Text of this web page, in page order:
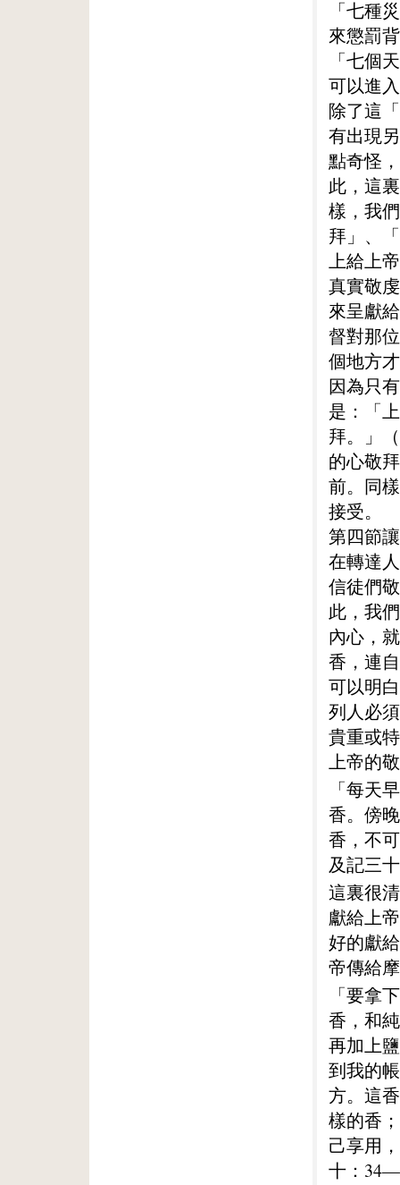
「七種
來懲罰
「七個
可以進
除了這
有出現
點奇怪
此，這
樣，我
拜」、
上給上
真實敬
來呈獻
督對那
個地方
因為只
是：「
拜。」
的心敬
前。同
接受。
第四節
在轉達
信徒們
此，我
內心，
香，連
可以明
列人必
貴重或
上帝的
「每天
香。傍
香，不
及記三
這裏很
獻給上
好的獻
帝傳給
「要拿
香，和
再加上
到我的
方。這
樣的香
己享用
十：